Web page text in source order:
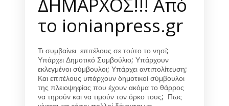
το ionianpress.gr
Τι συμβαίνει επιτέλους σε τούτο το νησί;
Υπάρχει Δημοτικό Συμβούλιο; Υπάρχουν
εκλεγμένοι σύμβουλοι; Υπάρχει αντιπολίτευση;
Και επιτέλους υπάρχουν δημοτικοί σύμβουλοι
της πλειοψηφίας που έχουν ακόμα το θάρρος
να τηρούν και να τιμούν τον όρκο τους; Πως